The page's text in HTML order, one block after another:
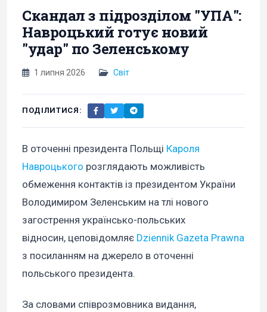
Скандал з підрозділом "УПА":
Навроцький готує новий
"удар" по Зеленському
1 липня 2026 Світ
ПОДІЛИТИСЯ:
В оточенні президента Польщі Кароля
Навроцького розглядають можливість
обмеження контактів із президентом України
Володимиром Зеленським на тлі нового
загострення українсько-польських
відносин, цеповідомляє Dziennik Gazeta Prawna
з посиланням на джерело в оточенні
польського президента.
За словами співрозмовника видання,